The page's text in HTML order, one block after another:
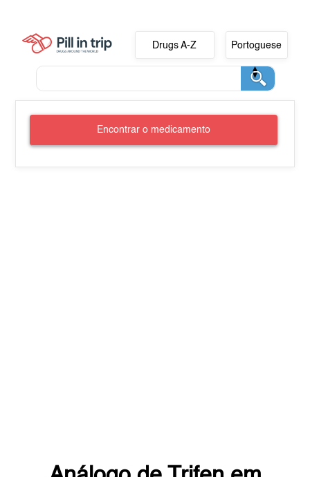
Drugs A-Z Portoguese
Encontrar o medicamento